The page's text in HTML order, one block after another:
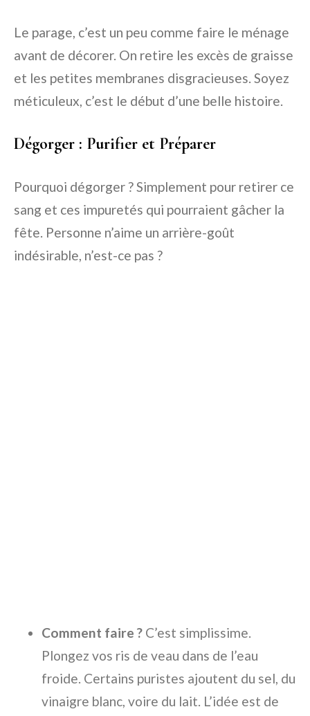
Le parage, c’est un peu comme faire le ménage
avant de décorer. On retire les excès de graisse
et les petites membranes disgracieuses. Soyez
méticuleux, c’est le début d’une belle histoire.
Dégorger : Purifier et Préparer
Pourquoi dégorger ? Simplement pour retirer ce
sang et ces impuretés qui pourraient gâcher la
fête. Personne n’aime un arrière-goût
indésirable, n’est-ce pas ?
Comment faire ? C’est simplissime.
Plongez vos ris de veau dans de l’eau
froide. Certains puristes ajoutent du sel, du
vinaigre blanc, voire du lait. L’idée est de